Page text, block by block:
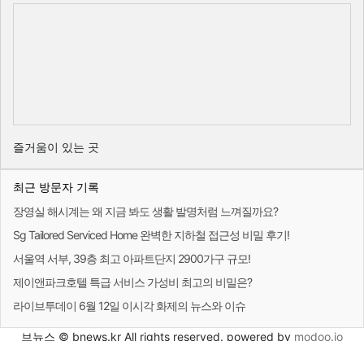
즐거움이 있는 곳
최근 방문자 기록
장영실 해시계는 왜 지금 봐도 생활 발명처럼 느껴질까요?
Sg Tailored Serviced Home 완벽한 지하철 접근성 비밀 후기!
서울역 서부, 39층 최고 아파트단지 2900가구 규모!
제이앤파크호텔 특급 서비스 가성비 최고의 비밀은?
라이브투데이 6월 12일 이시각 화제의 뉴스와 이슈
브뉴스 © bnews.kr All rights reserved. powered by modoo.io